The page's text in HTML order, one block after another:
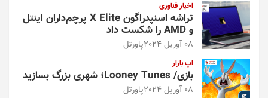
اخبار فناوری
تراشه اسنپدراگون X Elite پرچم‌داران اینتل
و AMD را شکست داد
08 آوریل 2024 پاورتل
اپ بازار
بازی/ Looney Tunes؛ شهری بزرگ بسازید
08 آوریل 2024 پاورتل